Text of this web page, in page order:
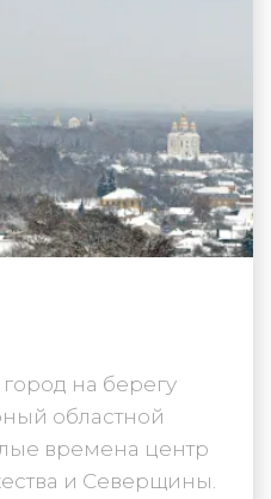
на берегу
областной
времена центр
и Северщины.